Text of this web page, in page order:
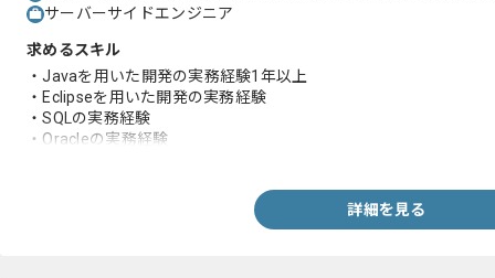
サーバーサイドエンジニア
求めるスキル
・Javaを用いた開発の実務経験1年以上
・Eclipseを用いた開発の実務経験
・SQLの実務経験
・Oracleの実務経験
詳細を見る